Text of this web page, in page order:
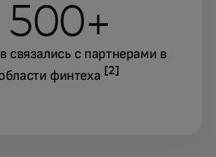
500+
связались с партнерами в
финтеха [2]